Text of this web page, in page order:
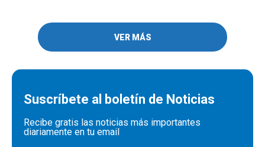
VER MÁS
Suscríbete al boletín de Noticias
Recibe gratis las noticias más importantes
diariamente en tu email